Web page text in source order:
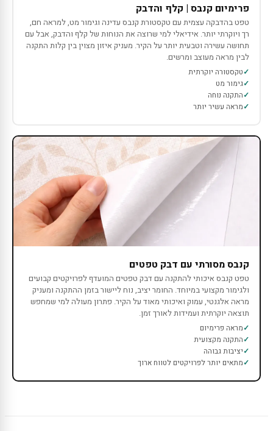
פרימיום קנבס | קלף והדבק
טפט בהדבקה עצמית עם טקסטורת קנבס עדינה וגימור מט, למראה חם,
רך ויוקרתי יותר. אידיאלי למי שרוצה את הנוחות של קלף והדבק, אבל עם
תחושה עשירה וטבעית יותר על הקיר. מעניק איזון מצוין בין קלות התקנה
לבין מראה מעוצב ומרשים.
טקסטורה יוקרתית
גימור מט
התקנה נוחה
מראה עשיר יותר
קנבס מסורתי עם דבק טפטים
טפט קנבס איכותי להתקנה עם דבק טפטים המועדף לפרויקטים קבועים
ולגימור מקצועי במיוחד. החומר יציב, נוח ליישור בזמן ההתקנה ומעניק
מראה אלגנטי, עמוק ואיכותי מאוד על הקיר. פתרון מעולה למי שמחפש
תוצאה יוקרתית ועמידות לאורך זמן.
מראה פרימיום
התקנה מקצועית
יציבות גבוהה
מתאים יותר לפרויקטים לטווח ארוך